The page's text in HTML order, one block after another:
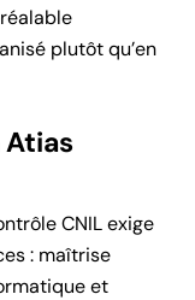
plutôt qu’en
Atias
CNIL exige
: maîtrise
et